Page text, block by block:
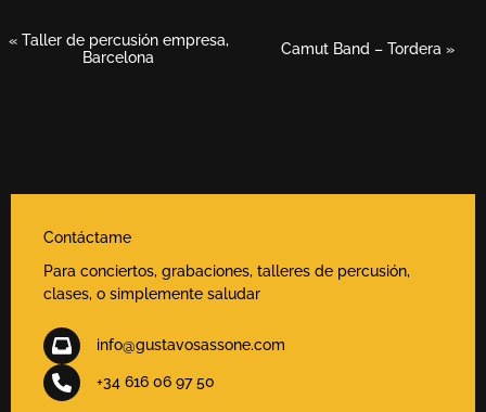
Navegación
«Taller de percusión empresa,
Barcelona
Camut Band – Tordera »
Contáctame
Para conciertos, grabaciones, talleres de percusión,
clases, o simplemente saludar
info@gustavosassone.com
+34 616 06 97 50